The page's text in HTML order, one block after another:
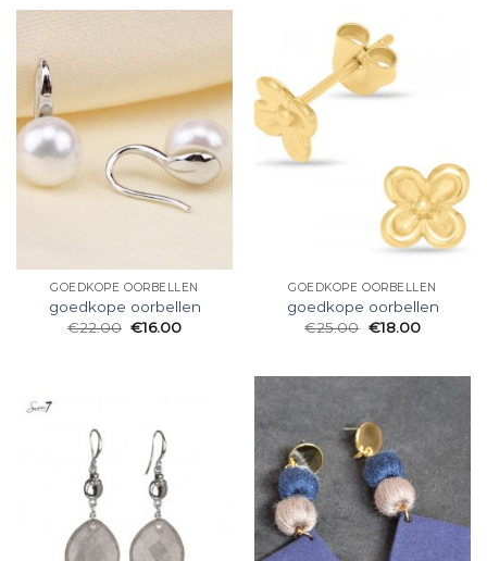
GOEDKOPE OORBELLEN
goedkope oorbellen
€22.00 €16.00
GOEDKOPE OORBELLEN
goedkope oorbellen
€25.00 €18.00